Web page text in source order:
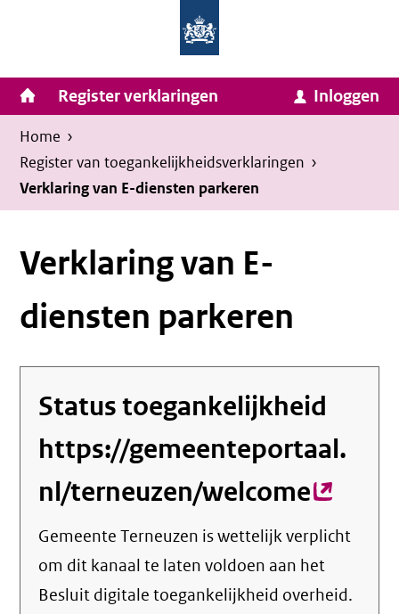
inhoud
van
Zaken
en
Koninkrijksrelaties
Homepage
van
Invulassistent
Toegankelijkheidsverklaring
Toegankelijkheidsverklaring
Hoofdnavigatie
Register verklaringen Inloggen
Kruimelpad
U
bevindt
zich
hier:
Home ›
Register van toegankelijkheids­verklaringen ›
Verklaring van E-diensten parkeren
Verklaring van E-
diensten parkeren
Status toegankelijkheid
https://gemeenteportaal.
nl/terneuzen/welcome
link)
Gemeente Terneuzen is wettelijk verplicht
om dit kanaal te laten voldoen aan het
Besluit digitale toegankelijkheid overheid.